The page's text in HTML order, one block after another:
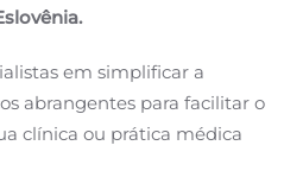
em simplificar a
abrangentes para facilitar o
clínica ou prática médica